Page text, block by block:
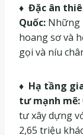
♦ Đặc ân
Quốc: Những
hoang sơ và
gọi và níu
♦ Hạ tầng
tư mạnh mẽ:
tư xây dựng
2,65 triệu